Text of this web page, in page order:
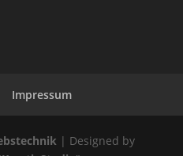
Impressum
| Designed by